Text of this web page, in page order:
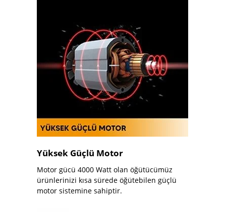
Yüksek Güçlü Motor
Motor gücü 4000 Watt olan öğütücümüz
ürünlerinizi kısa sürede öğütebilen güçlü
motor sistemine sahiptir.